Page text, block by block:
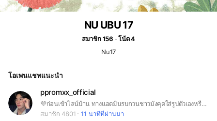
NU UBU 17
สมาชิก 156
โน้ต 4
Nu17
โอเพนแชทแนะนำ
ppromxx_official
💜ก่อนเข้าไลน์บ้าน ทางแอดมินรบกวนชาวมังคุดใส่รูปตัวเองหรือรูปพร้อมด้วยนะคะ ส่วนชื่อที่ใช้ในการตั้ง แอดขอเป็นตัวอักษร เช่น พร้อมค้าบ, promkub💜แบบนี้เป็นต้นค่ะ ขอบคุณค่ะ🙏. 💜For Interfan , Please include a picture and name in letters only. 💜เมื่อเข้ามาแล้ว รบกวนอ่านกฎด้วยนะคะ 💜รักและเอ็นดูพร้อมไปนานๆน้าาา💜
สมาชิก 4801
11 นาทีที่ผ่านมา